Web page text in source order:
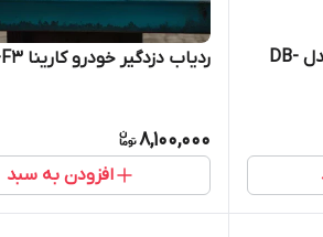
ترمینال تقسیم برق کارینا مدل DB-
ردیاب دزدگیر خودرو کارینا GX3-F3
8,100,000
افزودن به سبد